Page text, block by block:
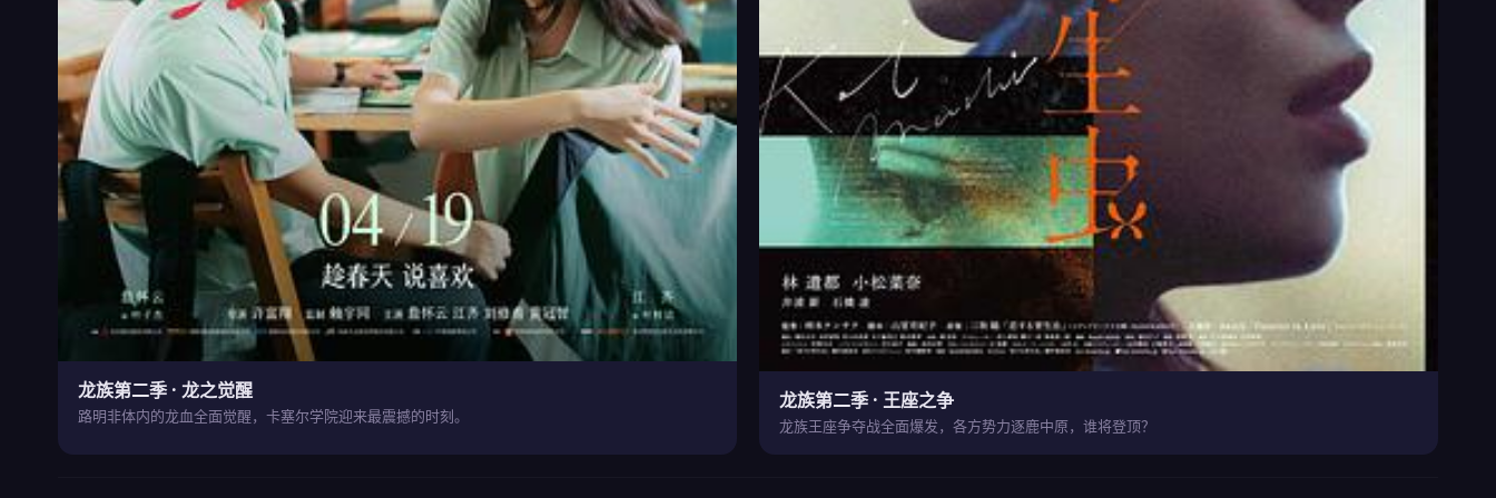
龙族第二季 · 龙之觉醒
路明非体内的龙血全面觉醒，卡塞尔学院迎来最震撼的时刻。
龙族第二季 · 王座之争
龙族王座争夺战全面爆发，各方势力逐鹿中原，谁将登顶？